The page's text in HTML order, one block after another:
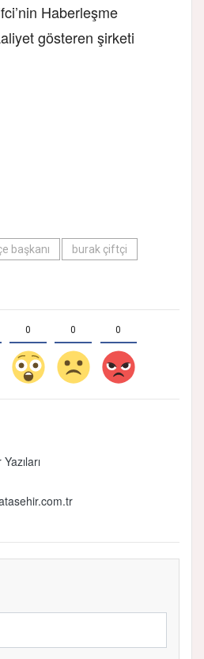
Haberleşme
gösteren şirketi
başkanı burak çiftçi
0 0 0